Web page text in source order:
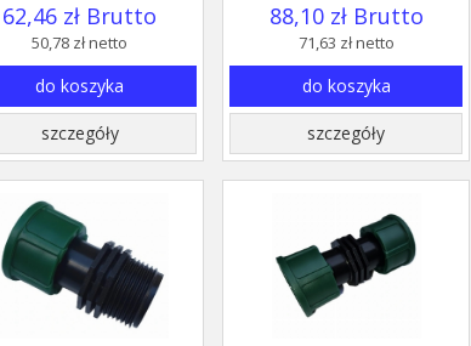
62,46 zł Brutto
50,78 zł netto
do koszyka
szczegóły
88,10 zł Brutto
71,63 zł netto
do koszyka
szczegóły